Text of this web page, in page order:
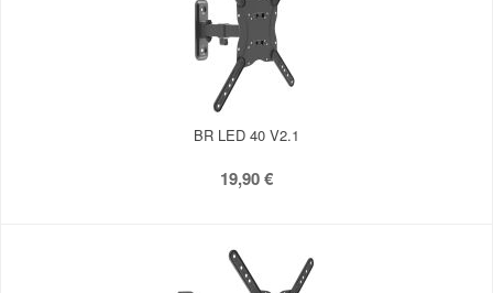
BR LED 40 V2.1
19,90 €